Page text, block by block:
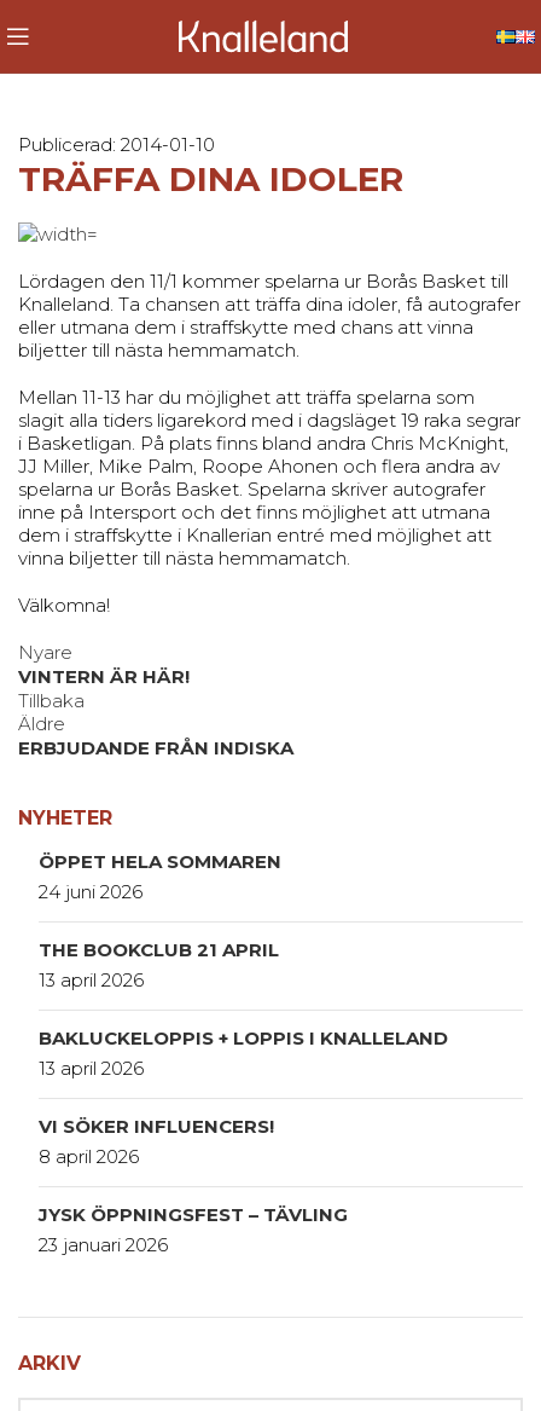
Publicerad: 2014-01-10
TRÄFFA DINA IDOLER
Lördagen den 11/1 kommer spelarna ur Borås Basket till
Knalleland. Ta chansen att träffa dina idoler, få autografer
eller utmana dem i straffskytte med chans att vinna
biljetter till nästa hemmamatch.
Mellan 11-13 har du möjlighet att träffa spelarna som
slagit alla tiders ligarekord med i dagsläget 19 raka segrar
i Basketligan. På plats finns bland andra Chris McKnight,
JJ Miller, Mike Palm, Roope Ahonen och flera andra av
spelarna ur Borås Basket. Spelarna skriver autografer
inne på Intersport och det finns möjlighet att utmana
dem i straffskytte i Knallerian entré med möjlighet att
vinna biljetter till nästa hemmamatch.
Välkomna!
Nyare
VINTERN ÄR HÄR!
Tillbaka
Äldre
ERBJUDANDE FRÅN INDISKA
NYHETER
ÖPPET HELA SOMMAREN
24 juni 2026
THE BOOKCLUB 21 APRIL
13 april 2026
BAKLUCKELOPPIS + LOPPIS I KNALLELAND
13 april 2026
VI SÖKER INFLUENCERS!
8 april 2026
JYSK ÖPPNINGSFEST – TÄVLING
23 januari 2026
ARKIV